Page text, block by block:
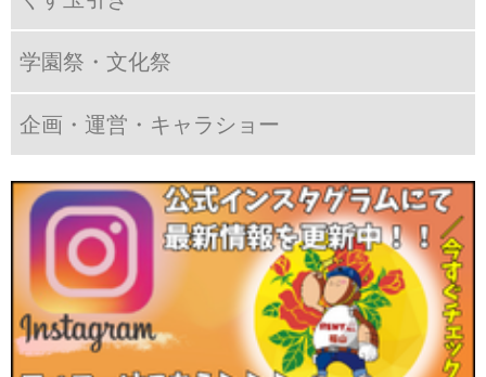
学園祭・文化祭
企画・運営・キャラショー